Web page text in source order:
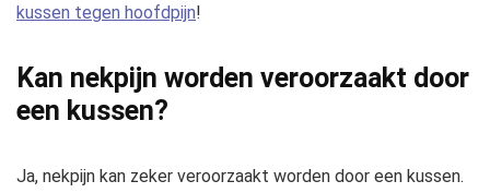
kussen tegen hoofdpijn!
Kan nekpijn worden veroorzaakt door
een kussen?
Ja, nekpijn kan zeker veroorzaakt worden door een kussen.